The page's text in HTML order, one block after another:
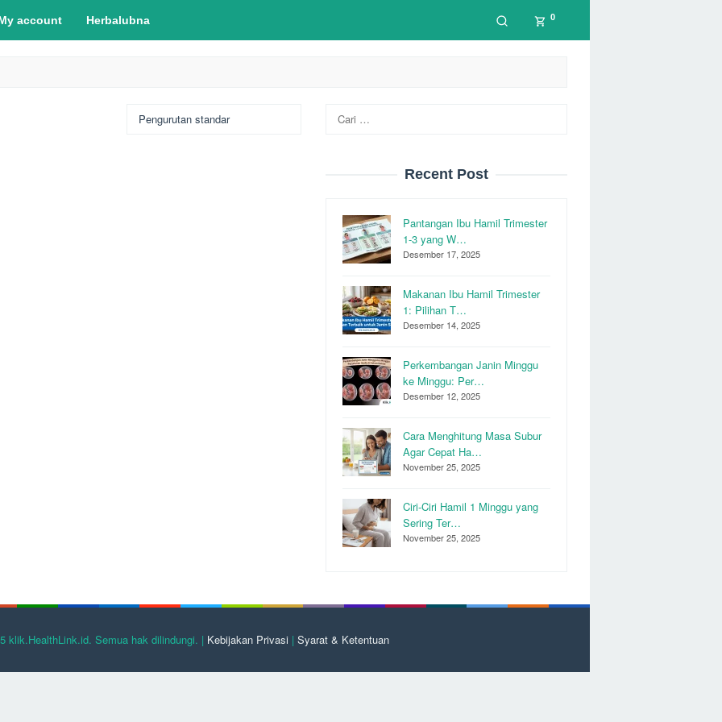
account Herbalubna 0
untuk:
Recent Post
Pantangan Ibu Hamil Trimester
1-3 yang W…
Desember 17, 2025
Makanan Ibu Hamil Trimester
1: Pilihan T…
Desember 14, 2025
Perkembangan Janin Minggu
ke Minggu: Per…
Desember 12, 2025
Cara Menghitung Masa Subur
Agar Cepat Ha…
November 25, 2025
Ciri-Ciri Hamil 1 Minggu yang
Sering Ter…
November 25, 2025
klik.HealthLink.id. Semua hak dilindungi. | Kebijakan Privasi | Syarat & Ketentuan